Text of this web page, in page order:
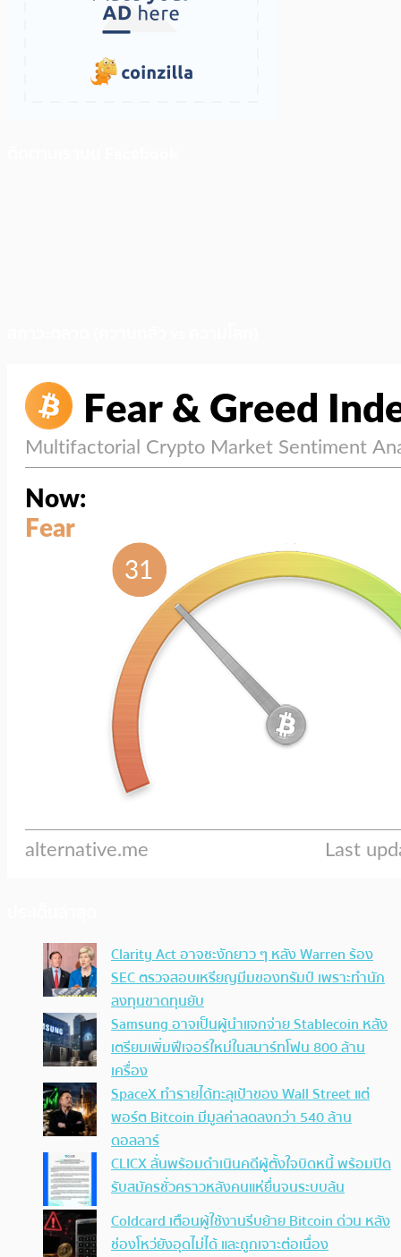
Clarity Act อาจชะงักยาว ๆ หลัง Warren ร้อง
SEC ตรวจสอบเหรียญมีมของทรัมป์ เพราะทำนัก
ลงทุนขาดทุนยับ
Samsung อาจเป็นผู้นำแจกจ่าย Stablecoin หลัง
เตรียมเพิ่มฟีเจอร์ใหม่ในสมาร์ทโฟน 800 ล้าน
เครื่อง
SpaceX ทำรายได้ทะลุเป้าของ Wall Street แต่
พอร์ต Bitcoin มีมูลค่าลดลงกว่า 540 ล้าน
ดอลลาร์
CLICX ลั่นพร้อมดำเนินคดีผู้ตั้งใจบิดหนี้ พร้อมปิด
รับสมัครชั่วคราวหลังคนแห่ยื่นจนระบบล้น
Coldcard เตือนผู้ใช้งานรีบย้าย Bitcoin ด่วน หลัง
ช่องโหว่ยังอุดไม่ได้ และถูกเจาะต่อเนื่อง